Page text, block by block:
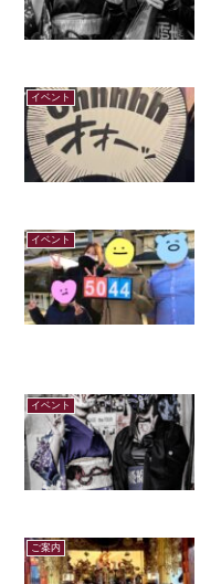
イベント
イベント
イベント
ご案内